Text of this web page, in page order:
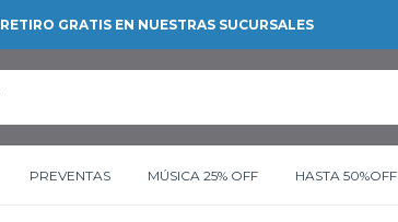
RETIRO GRATIS EN NUESTRAS SUCURSALES
PREVENTAS MÚSICA 25% OFF HASTA 50%OFF